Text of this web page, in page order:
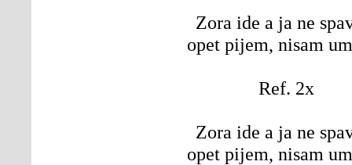
Zora ide a ja ne
opet pijem, nisam
Ref. 2x
Zora ide a ja ne
opet pijem, nisam